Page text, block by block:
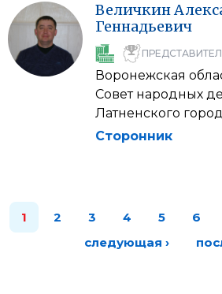
Величкин
Геннадьевич
Воронежская
Совет народных
Латненского
Сторонник
1 2 3 4 5 6
следующая ›